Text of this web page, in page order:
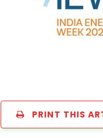
PRINT THIS